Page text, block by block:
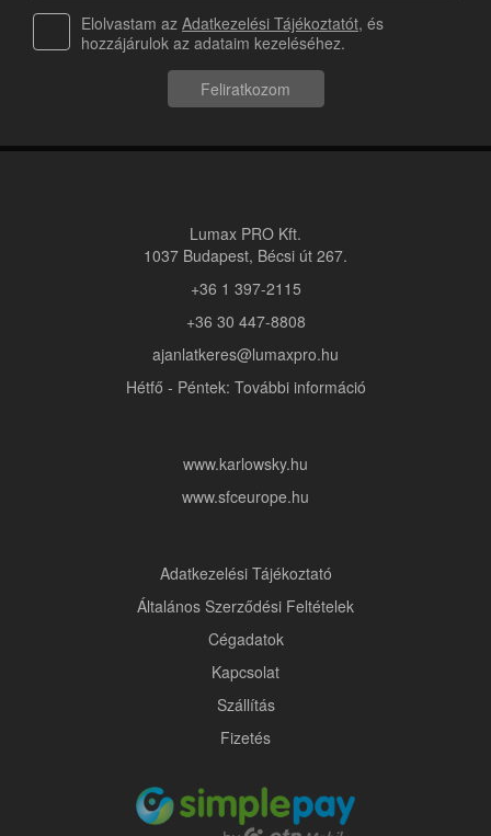
Elolvastam az Adatkezelési Tájékoztatót, és
hozzájárulok az adataim kezeléséhez.
Feliratkozom
Lumax PRO Kft.
1037 Budapest, Bécsi út 267.
+36 1 397-2115
+36 30 447-8808
ajanlatkeres@lumaxpro.hu
Hétfő - Péntek: További információ
www.karlowsky.hu
www.sfceurope.hu
Adatkezelési Tájékoztató
Általános Szerződési Feltételek
Cégadatok
Kapcsolat
Szállítás
Fizetés